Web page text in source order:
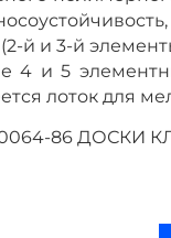
й и 3-й
4 и 5
лоток для
86 ДОСКИ